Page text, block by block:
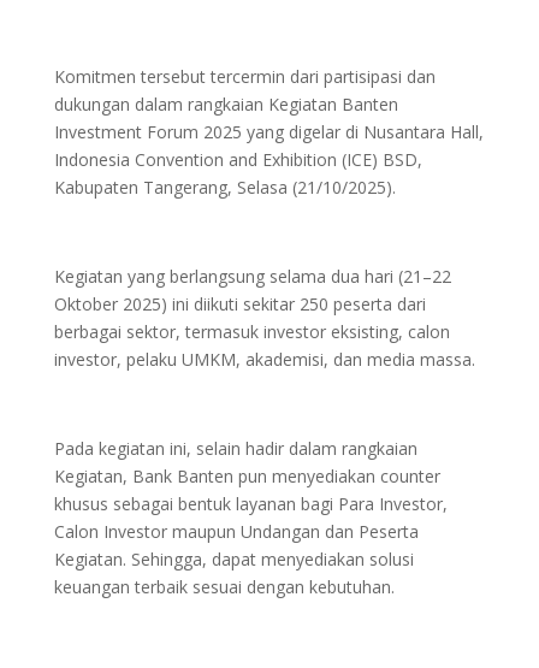
Komitmen tersebut tercermin dari partisipasi dan
dukungan dalam rangkaian Kegiatan Banten
Investment Forum 2025 yang digelar di Nusantara Hall,
Indonesia Convention and Exhibition (ICE) BSD,
Kabupaten Tangerang, Selasa (21/10/2025).
Kegiatan yang berlangsung selama dua hari (21–22
Oktober 2025) ini diikuti sekitar 250 peserta dari
berbagai sektor, termasuk investor eksisting, calon
investor, pelaku UMKM, akademisi, dan media massa.
Pada kegiatan ini, selain hadir dalam rangkaian
Kegiatan, Bank Banten pun menyediakan counter
khusus sebagai bentuk layanan bagi Para Investor,
Calon Investor maupun Undangan dan Peserta
Kegiatan. Sehingga, dapat menyediakan solusi
keuangan terbaik sesuai dengan kebutuhan.